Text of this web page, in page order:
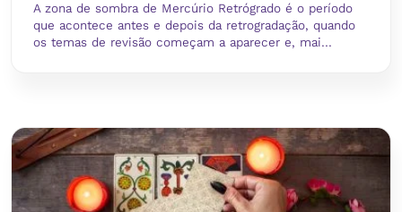
A zona de sombra de Mercúrio Retrógrado é o período
que acontece antes e depois da retrogradação, quando
os temas de revisão começam a aparecer e, mai...